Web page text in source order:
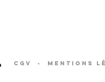
CGV - Mentions